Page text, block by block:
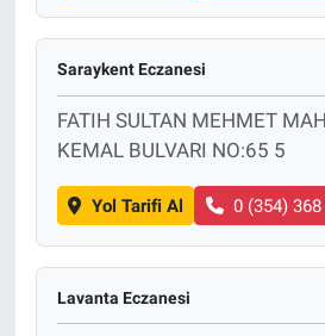
Saraykent Eczanesi
FATIH SULTAN MEHMET
KEMAL BULVARI NO:65 5
Yol Tarifi Al 0 (354)
Lavanta Eczanesi